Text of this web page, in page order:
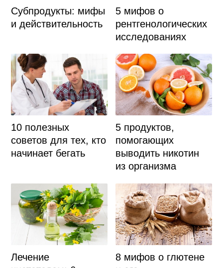
Субпродукты: мифы
и действительность
5 мифов о
рентгенологических
исследованиях
10 полезных
советов для тех, кто
начинает бегать
5 продуктов,
помогающих
выводить никотин
из организма
Лечение
8 мифов о глютене